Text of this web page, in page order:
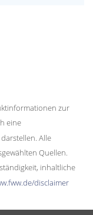
zur
eine
Alle
Quellen.
inhaltliche
disclaimer